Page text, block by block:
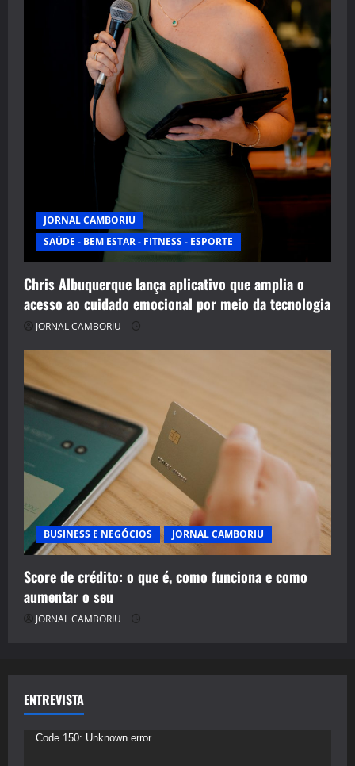
JORNAL CAMBORIU
SAÚDE - BEM ESTAR - FITNESS - ESPORTE
Chris Albuquerque lança aplicativo que amplia o
acesso ao cuidado emocional por meio da tecnologia
JORNAL CAMBORIU
BUSINESS E NEGÓCIOS JORNAL CAMBORIU
Score de crédito: o que é, como funciona e como
aumentar o seu
JORNAL CAMBORIU
ENTREVISTA
Tocador
Code 150: Unknown error.